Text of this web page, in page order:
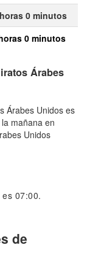
0 minutos
0 minutos
Árabes
Árabes Unidos es
mañana en
Unidos
07:00.
de